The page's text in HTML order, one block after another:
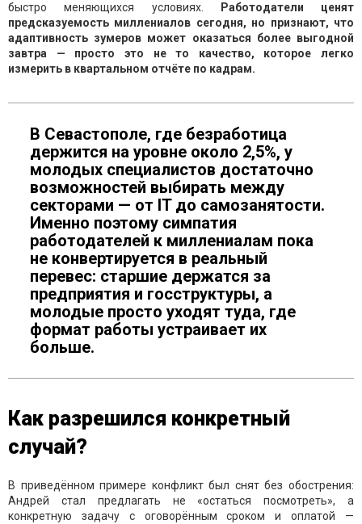
быстро меняющихся условиях.
Работодатели ценят
предсказуемость миллениалов сегодня, но признают, что
адаптивность зумеров может оказаться более выгодной
завтра — просто это не то качество, которое легко
измерить в квартальном отчёте по кадрам.
В Севастополе, где безработица
держится на уровне около 2,5%, у
молодых специалистов достаточно
возможностей выбирать между
секторами — от IT до самозанятости.
Именно поэтому симпатия
работодателей к миллениалам пока
не конвертируется в реальный
перевес: старшие держатся за
предприятия и госструктуры, а
молодые просто уходят туда, где
формат работы устраивает их
больше.
Как разрешился конкретный
случай?
В приведённом примере конфликт был снят без обострения:
Андрей стал предлагать не «остаться посмотреть», а
конкретную задачу с оговорённым сроком и оплатой —